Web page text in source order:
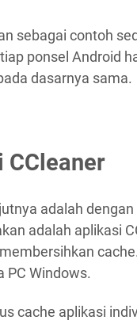
sebagai contoh
ponsel Android
dasarnya sama.
CCleaner
adalah
adalah aplikasi
PC Windows.
cache aplikasi